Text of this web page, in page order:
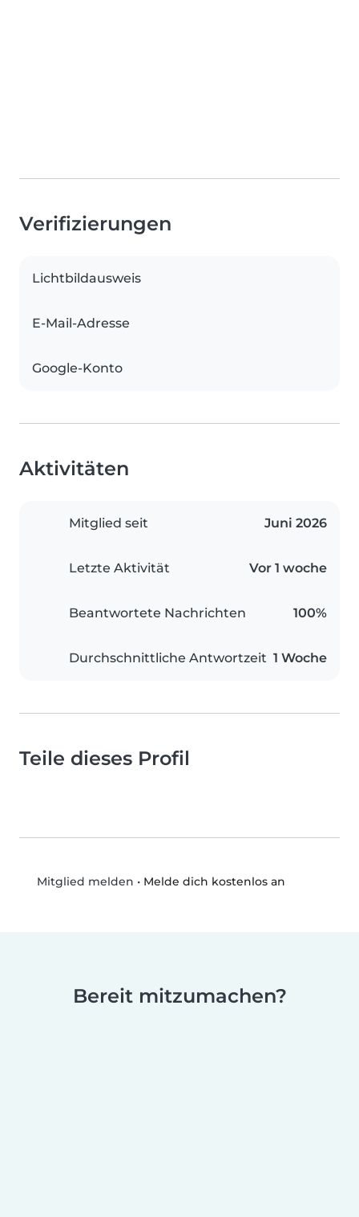
Verifizierungen
Lichtbildausweis
E-Mail-Adresse
Google-Konto
Aktivitäten
Mitglied seit Juni 2026
Letzte Aktivität Vor 1 woche
Beantwortete Nachrichten 100%
Durchschnittliche Antwortzeit 1 Woche
Teile dieses Profil
Mitglied melden • Melde dich kostenlos an
Bereit mitzumachen?